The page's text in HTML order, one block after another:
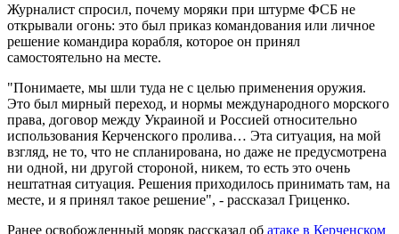
Журналист спросил, почему моряки при штурме ФСБ не
открывали огонь: это был приказ командования или личное
решение командира корабля, которое он принял
самостоятельно на месте.
"Понимаете, мы шли туда не с целью применения оружия.
Это был мирный переход, и нормы международного морского
права, договор между Украиной и Россией относительно
использования Керченского пролива… Эта ситуация, на мой
взгляд, не то, что не спланирована, но даже не предусмотрена
ни одной, ни другой стороной, никем, то есть это очень
нештатная ситуация. Решения приходилось принимать там, на
месте, и я принял такое решение", - рассказал Гриценко.
Ранее освобожденный моряк рассказал об атаке в Керченском